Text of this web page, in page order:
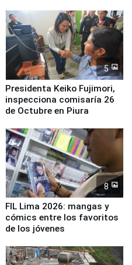
Derecho Colectivo"
5
Presidenta Keiko Fujimori,
inspecciona comisaría 26
de Octubre en Piura
8
FIL Lima 2026: mangas y
cómics entre los favoritos
de los jóvenes